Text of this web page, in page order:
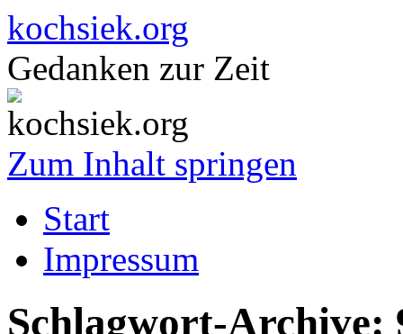
kochsiek.org
Gedanken zur Zeit
Zum Inhalt springen
Start
Impressum
Schlagwort-Archive: